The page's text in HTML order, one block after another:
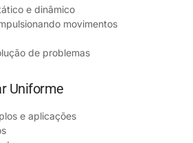
e dinâmico
movimentos
de problemas
Uniforme
e aplicações